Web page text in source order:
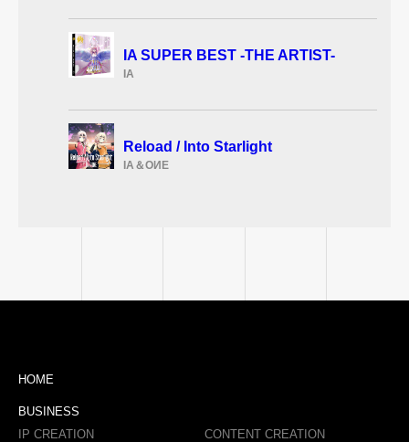
IA SUPER BEST -THE ARTIST-
IA
Reload / Into Starlight
IA＆OИE
HOME
BUSINESS
IP CREATION
CONTENT CREATION